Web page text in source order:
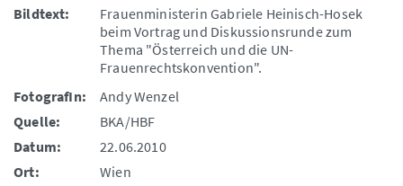
Bildtext:
Frauenministerin Gabriele Heinisch-Hosek
beim Vortrag und Diskussionsrunde zum
Thema "Österreich und die UN-
Frauenrechtskonvention".
FotografIn:
Andy Wenzel
Quelle:
BKA/HBF
Datum:
22.06.2010
Ort:
Wien